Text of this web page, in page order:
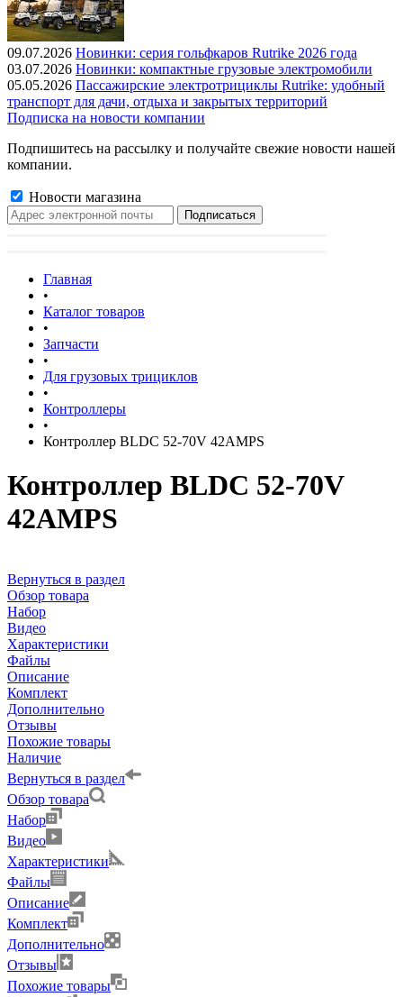
09.07.2026 Новинки: серия гольфкаров Rutrike 2026 года
03.07.2026 Новинки: компактные грузовые электромобили
05.05.2026 Пассажирские электротрициклы Rutrike: удобный
транспорт для дачи, отдыха и закрытых территорий
Подписка на новости компании
Подпишитесь на рассылку и получайте свежие новости нашей
компании.
Новости магазина
Главная
•
Каталог товаров
•
Запчасти
•
Для грузовых трициклов
•
Контроллеры
•
Контроллер BLDC 52-70V 42AMPS
Контроллер BLDC 52-70V
42AMPS
Вернуться в раздел
Обзор товара
Набор
Видео
Характеристики
Файлы
Описание
Комплект
Дополнительно
Отзывы
Похожие товары
Наличие
Вернуться в раздел
Обзор товара
Набор
Видео
Характеристики
Файлы
Описание
Комплект
Дополнительно
Отзывы
Похожие товары